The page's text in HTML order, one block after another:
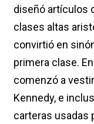
diseñó artículos
clases altas
convirtió en
primera clase.
comenzó a
Kennedy, e
carteras usadas